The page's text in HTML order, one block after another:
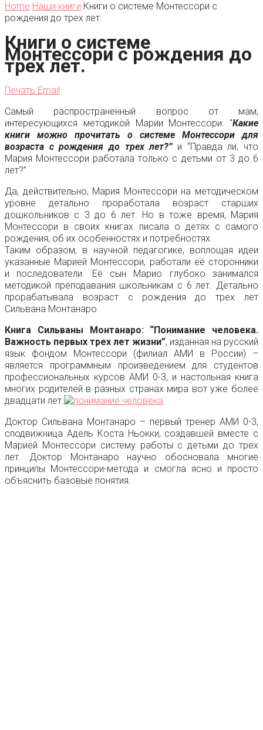
Home Наши книги Книги о системе Монтессори с
рождения до трех лет.
Книги о системе
Монтессори с рождения до
трех лет.
Печать Email
Самый распространенный вопрос от мам,
интересующихся методикой Марии Монтессори: “Какие
книги можно прочитать о системе Монтессори для
возраста с рождения до трех лет?” и “Правда ли, что
Мария Монтессори работала только с детьми от 3 до 6
лет?”
Да, действительно, Мария Монтессори на методическом
уровне детально проработала возраст старших
дошкольников с 3 до 6 лет. Но в тоже время, Мария
Монтессори в своих книгах писала о детях с самого
рождения, об их особенностях и потребностях.
Таким образом, в научной педагогике, воплощая идеи
указанные Марией Монтессори, работали её сторонники
и последователи. Её сын Марио глубоко занимался
методикой преподавания школьникам с 6 лет. Детально
прорабатывала возраст с рождения до трех лет
Сильвана Монтанаро.
Книга Сильваны Монтанаро: “Понимание человека.
Важность первых трех лет жизни”, изданная на русский
язык фондом Монтессори (филиал АМИ в России) –
является программным произведением для студентов
профессиональных курсов АМИ 0-3, и настольная книга
многих родителей в разных странах мира вот уже более
двадцати лет.
Доктор Сильвана Монтанаро – первый тренер АМИ 0-3,
сподвижница Адель Коста Ньокки, создавшей вместе с
Марией Монтессори систему работы с детьми до трех
лет. Доктор Монтанаро научно обосновала многие
принципы Монтессори-метода и смогла ясно и просто
объяснить базовые понятия.